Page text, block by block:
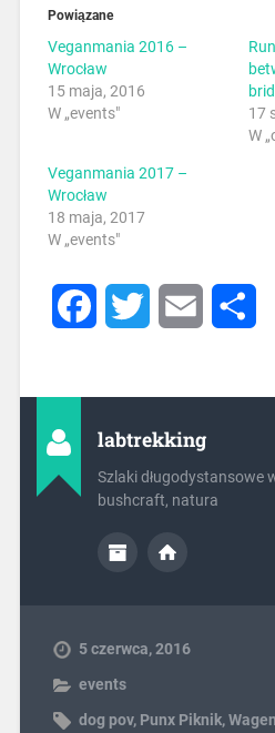
Powiązane
Veganmania 2016 –
Wrocław
15 maja, 2016
W „events"
17
W
Veganmania 2017 –
Wrocław
18 maja, 2017
W „events"
FacebookTwitter Email
labtrekking
Szlaki długodystansowe
bushcraft, natura
5 czerwca, 2016
events
dog pov, Punx Piknik,